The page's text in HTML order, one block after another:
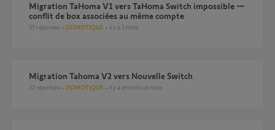
Migration TaHoma V1 vers TaHoma Switch impossible —
conflit de box associées au même compte
55 réponses DOMOTIQUE il y a 3 mois
Migration Tahoma V2 vers Nouvelle Switch
32 réponses DOMOTIQUE il y a environ un mois